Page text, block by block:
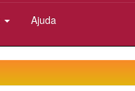
Ajuda